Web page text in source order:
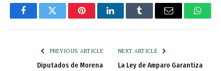
FacebookTwitter PinterestLinkedInTumblr Email
PREVIOUS ARTICLE
Diputados de Morena
NEXT ARTICLE
La Ley de Amparo Garantiza